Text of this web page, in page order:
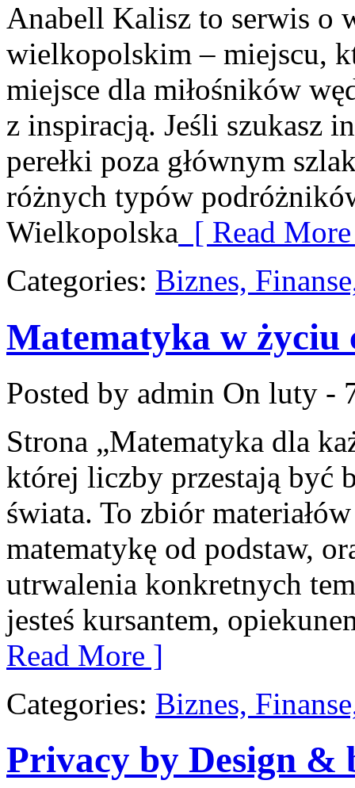
Anabell Kalisz to serwis o
wielkopolskim – miejscu,
miejsce dla miłośników
z inspiracją. Jeśli szukasz
perełki poza głównym
różnych typów
Wielkopolska [ Read
Categories: Biznes,
Matematyka w życiu
Posted by admin On luty -
Strona „Matematyka dla
której liczby przestają być
świata. To zbiór
matematykę od podstaw,
utrwalenia konkretnych
jesteś kursantem,
Read More ]
Categories: Biznes,
Privacy by Design &